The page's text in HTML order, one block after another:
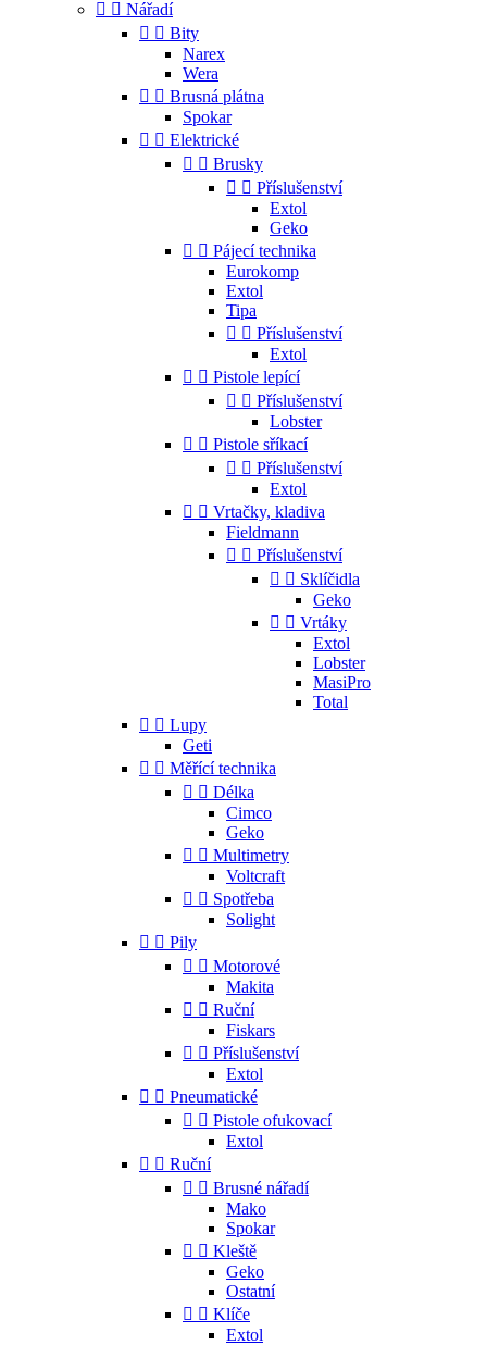
  Nářadí
  Bity
Narex
Wera
  Brusná plátna
Spokar
  Elektrické
  Brusky
  Příslušenství
Extol
Geko
  Pájecí technika
Eurokomp
Extol
Tipa
  Příslušenství
Extol
  Pistole lepící
  Příslušenství
Lobster
  Pistole sříkací
  Příslušenství
Extol
  Vrtačky, kladiva
Fieldmann
  Příslušenství
  Sklíčidla
Geko
  Vrtáky
Extol
Lobster
MasiPro
Total
  Lupy
Geti
  Měřící technika
  Délka
Cimco
Geko
  Multimetry
Voltcraft
  Spotřeba
Solight
  Pily
  Motorové
Makita
  Ruční
Fiskars
  Příslušenství
Extol
  Pneumatické
  Pistole ofukovací
Extol
  Ruční
  Brusné nářadí
Mako
Spokar
  Kleště
Geko
Ostatní
  Klíče
Extol